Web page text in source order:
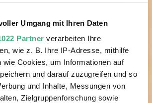
Umgang mit Ihren Daten
Partner verarbeiten Ihre
wie z. B. Ihre IP-Adresse, mithilfe
wie Cookies, um Informationen auf
und darauf zuzugreifen und so
und Inhalte, Messungen von
Zielgruppenforschung sowie